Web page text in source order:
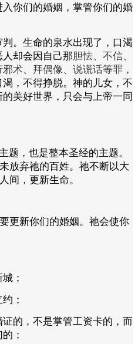
你们的婚姻，掌管你们的婚
。生命的泉水出现了，口渴
却会因自己那胆怯、不信、
术、拜偶像、说谎话等罪，
，不得挣脱。 神的儿女，不
美好世界，只会与上帝一同
题，也是整本圣经的主题。
放弃祂的百姓。祂不断以大
间，更新生命。
更新你们的婚姻。祂会使你
；
；
的，不是掌管工资卡的，而
；